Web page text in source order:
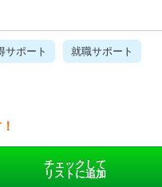
サポート 就職サポート
チェックして
リストに追加